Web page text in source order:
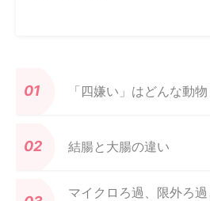
「四嫌い」はどんな動物
結腸と大腸の違い
マイクロろ過、限外ろ